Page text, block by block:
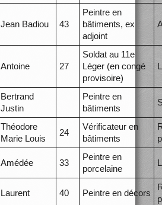
Jean Badiou 43
Peintre en
bâtiments, ex
adjoint
Antoine 27
Soldat au 11e
Léger (en congé
provisoire)
Bertrand
Justin
Peintre en
bâtiments
Théodore
Marie Louis
24
Vérificateur en
bâtiments
Amédée 33
Peintre en
porcelaine
Laurent 40 Peintre en décors